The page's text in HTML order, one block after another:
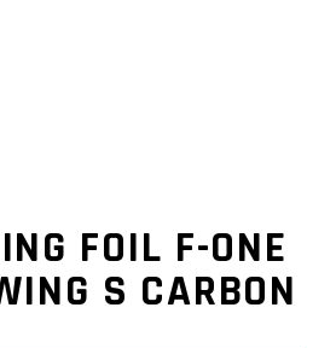
FOIL F-ONE
S CARBON